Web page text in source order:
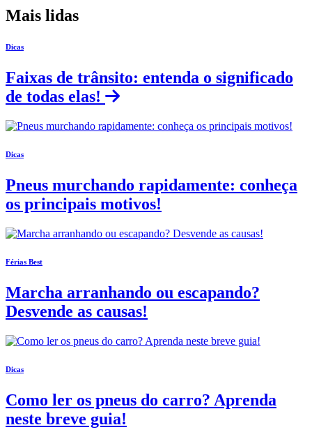
Mais lidas
Dicas
Faixas de trânsito: entenda o significado
de todas elas!
Dicas
Pneus murchando rapidamente: conheça
os principais motivos!
Férias Best
Marcha arranhando ou escapando?
Desvende as causas!
Dicas
Como ler os pneus do carro? Aprenda
neste breve guia!